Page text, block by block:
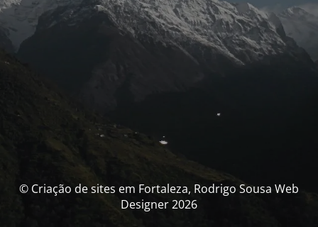
© Criação de sites em Fortaleza, Rodrigo Sousa Web
Designer 2026